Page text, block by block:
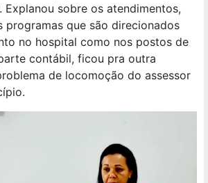
Explanou sobre os atendimentos,
programas que são direcionados
no hospital como nos postos de
contábil, ficou pra outra
de locomoção do assessor